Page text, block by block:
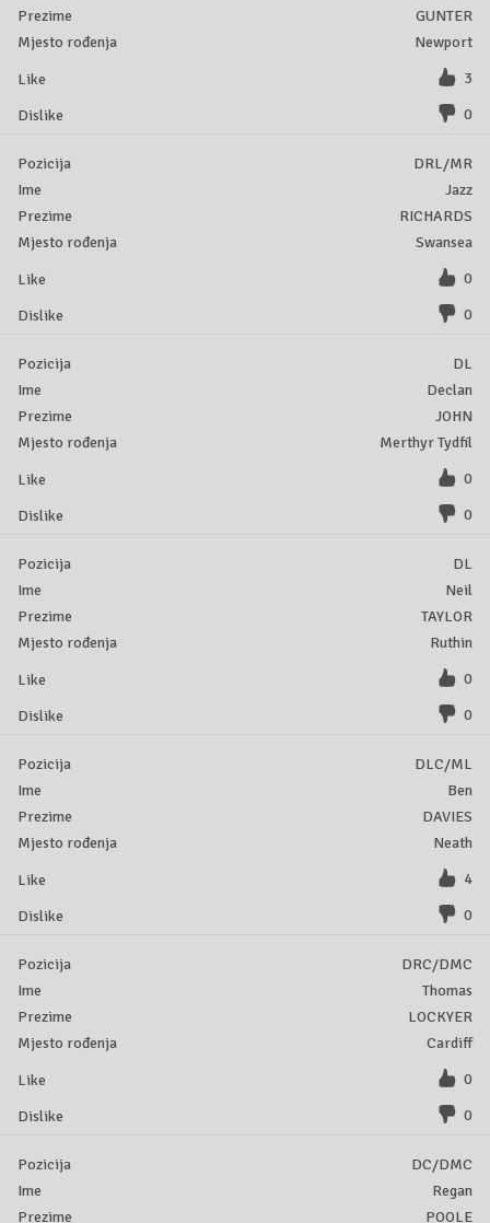
GUNTER
Newport
3
0
DRL/MR
Jazz
RICHARDS
Swansea
0
0
DL
Declan
JOHN
Merthyr Tydfil
0
0
DL
Neil
TAYLOR
Ruthin
0
0
DLC/ML
Ben
DAVIES
Neath
4
0
DRC/DMC
Thomas
LOCKYER
Cardiff
0
0
DC/DMC
Regan
POOLE